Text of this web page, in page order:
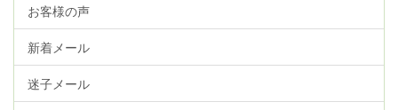
お客様の声
新着メール
迷子メール